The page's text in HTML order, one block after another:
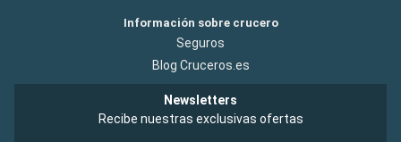
Información sobre crucero
Seguros
Blog Cruceros.es
Newsletters
Recibe nuestras exclusivas ofertas